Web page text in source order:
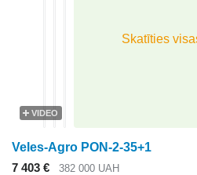
VIDEO
Veles-Agro PON-2-35+1
7 403 €
382 000 UAH